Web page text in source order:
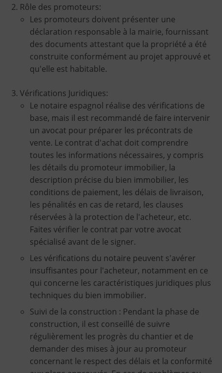
Rôle des promoteurs:
Les promoteurs doivent présenter une
déclaration responsable à la mairie, fournissant
des documents attestant que la propriété a été
construite conformément au projet approuvé et
qu'elle est habitable.
Vérifications Juridiques:
Le notaire espagnol réalise des vérifications de
base, mais il est recommandé de faire intervenir
un avocat pour préparer les précontrats de
vente. Le contrat d'achat doit comprendre
toutes les informations nécessaires, y compris
les détails du promoteur immobilier, la
description précise du bien immobilier, les
conditions de paiement, les délais de livraison,
les pénalités en cas de retard, les clauses
réservées à la protection de l'acheteur, etc.
Faites vérifier le contrat par votre avocat
spécialisé avant de le signer.
Les vérifications du notaire peuvent s'avérer
insuffisantes pour l'acheteur, notamment en ce
qui concerne les caractéristiques juridiques plus
techniques du bien immobilier.
Suivi de la construction : Pendant la phase de
construction, il est conseillé de suivre
régulièrement les progrès du chantier et de
demander des mises à jour au promoteur
concernant le respect des délais et la conformité